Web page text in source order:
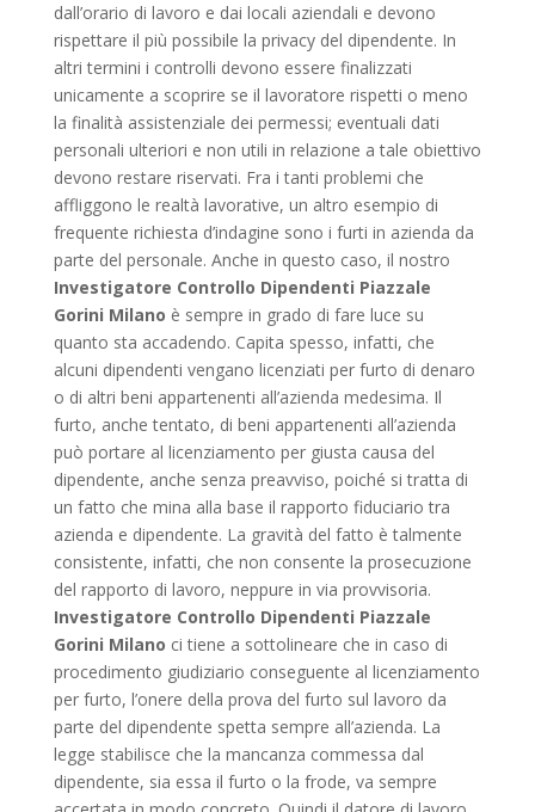
dall’orario di lavoro e dai locali aziendali e devono
rispettare il più possibile la privacy del dipendente. In
altri termini i controlli devono essere finalizzati
unicamente a scoprire se il lavoratore rispetti o meno
la finalità assistenziale dei permessi; eventuali dati
personali ulteriori e non utili in relazione a tale obiettivo
devono restare riservati. Fra i tanti problemi che
affliggono le realtà lavorative, un altro esempio di
frequente richiesta d’indagine sono i furti in azienda da
parte del personale. Anche in questo caso, il nostro
Investigatore Controllo Dipendenti Piazzale
Gorini Milano è sempre in grado di fare luce su
quanto sta accadendo. Capita spesso, infatti, che
alcuni dipendenti vengano licenziati per furto di denaro
o di altri beni appartenenti all’azienda medesima. Il
furto, anche tentato, di beni appartenenti all’azienda
può portare al licenziamento per giusta causa del
dipendente, anche senza preavviso, poiché si tratta di
un fatto che mina alla base il rapporto fiduciario tra
azienda e dipendente. La gravità del fatto è talmente
consistente, infatti, che non consente la prosecuzione
del rapporto di lavoro, neppure in via provvisoria.
Investigatore Controllo Dipendenti Piazzale
Gorini Milano ci tiene a sottolineare che in caso di
procedimento giudiziario conseguente al licenziamento
per furto, l’onere della prova del furto sul lavoro da
parte del dipendente spetta sempre all’azienda. La
legge stabilisce che la mancanza commessa dal
dipendente, sia essa il furto o la frode, va sempre